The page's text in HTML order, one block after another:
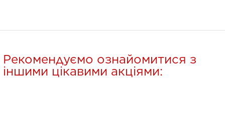
Рекомендуємо ознайомитися з
іншими цікавими акціями: